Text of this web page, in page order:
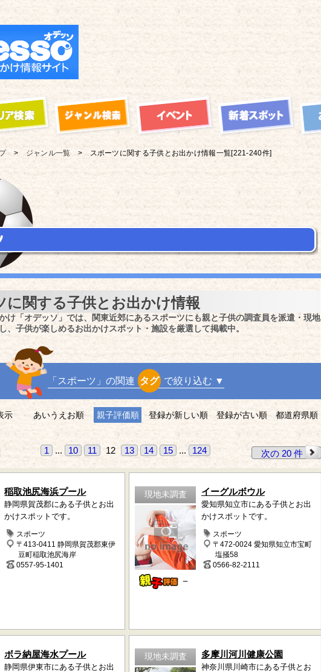
ジャンル一覧 スポーツに関する子供とお出かけ情報一覧[221-240件]
に関する子供とお出かけ情報
け「オデッソ」では、関東近郊にあるスポーツにも親と子供の調査員を派遣・現地
、子供が楽しめるお出かけスポット・施設を厳選して掲載中。
「スポーツ」の関連 タグ で絞り込む ▼
示 あいうえお順 親子評価順 登録が新しい順 登録が古い順 都道府県順
1 ... 10 11 12 13 14 15 ... 124 次の 20 件
稲取池尻海浜プール
静岡県賀茂郡にある子供とお出
かけスポットです。
スポーツ
〒413-0411 静岡県賀茂郡東伊
豆町稲取池尻海岸
0557-95-1401
現地未調査
－
イーグルボウル
愛知県知立市にある子供とお出
かけスポットです。
スポーツ
〒472-0024 愛知県知立市宝町
塩掻58
0566-82-2111
ボラ納屋海水プール
静岡県伊東市にある子供とお出
現地未調査 多摩川河川健康公園
神奈川県川崎市にある子供とお